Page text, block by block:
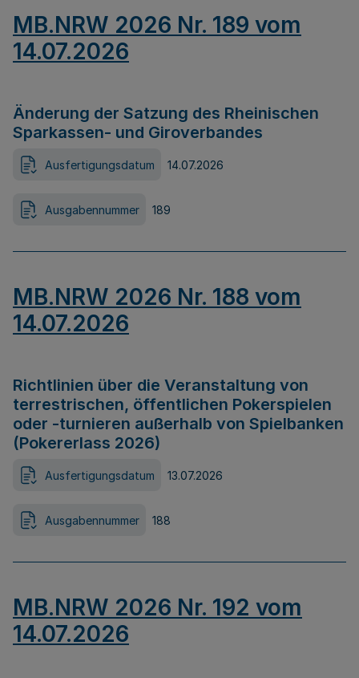
MB.NRW 2026 Nr. 189 vom
14.07.2026
Änderung der Satzung des Rheinischen
Sparkassen- und Giroverbandes
Ausfertigungsdatum 14.07.2026
Ausgabennummer 189
MB.NRW 2026 Nr. 188 vom
14.07.2026
Richtlinien über die Veranstaltung von
terrestrischen, öffentlichen Pokerspielen
oder -turnieren außerhalb von Spielbanken
(Pokererlass 2026)
Ausfertigungsdatum 13.07.2026
Ausgabennummer 188
MB.NRW 2026 Nr. 192 vom
14.07.2026